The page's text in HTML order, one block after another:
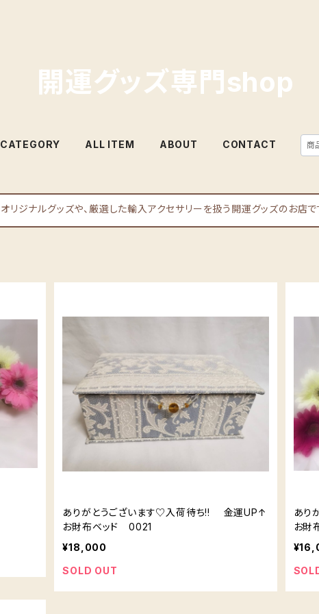
開運グッズ専門shop
CATEGORY ALL ITEM ABOUT CONTACT
オリジナルグッズや、厳選した輸入アクセサリーを扱う開運グッズのお店で
ありがとうございます♡入荷待ち!! 金運UP↑
お財布ベッド 0021
¥18,000
SOLD OUT
あり
お財